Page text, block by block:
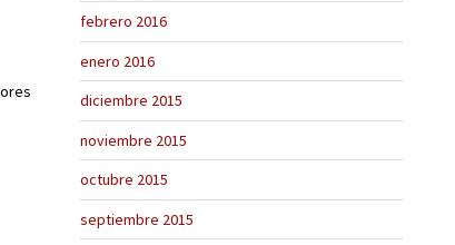
febrero 2016
enero 2016
diciembre 2015
noviembre 2015
octubre 2015
septiembre 2015